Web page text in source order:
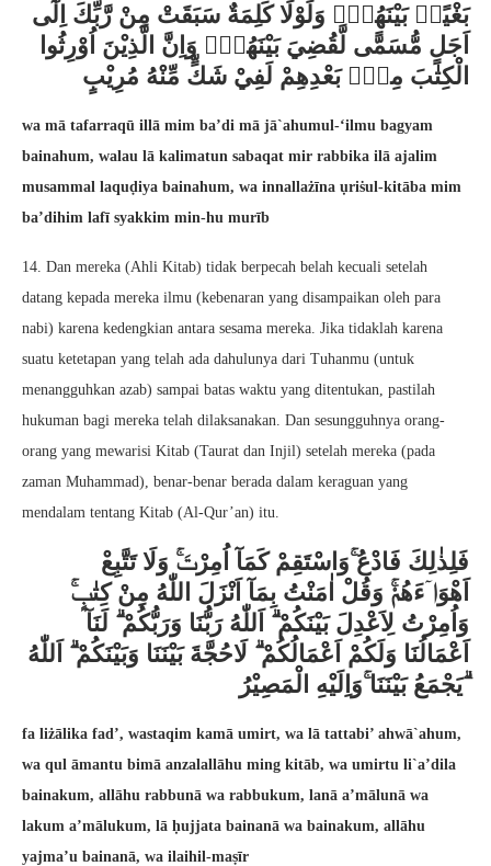
بَغْيًاۢ بَيْنَهُمْۗ وَلَوْلَا كَلِمَةٌ سَبَقَتْ مِنْ رَّبِّكَ اِلٰٓى
اَجَلٍ مُّسَمًّى لَّقُضِيَ بَيْنَهُمْۗ وَاِنَّ الَّذِيْنَ اُوْرِثُوا
الْكِتٰبَ مِنْۢ بَعْدِهِمْ لَفِيْ شَكٍّ مِّنْهُ مُرِيْبٍ
wa mā tafarraqū illā mim ba’di mā jā`ahumul-‘ilmu bagyam
bainahum, walau lā kalimatun sabaqat mir rabbika ilā ajalim
musammal laquḍiya bainahum, wa innallażīna ụriṡul-kitāba mim
ba’dihim lafī syakkim min-hu murīb
14. Dan mereka (Ahli Kitab) tidak berpecah belah kecuali setelah
datang kepada mereka ilmu (kebenaran yang disampaikan oleh para
nabi) karena kedengkian antara sesama mereka. Jika tidaklah karena
suatu ketetapan yang telah ada dahulunya dari Tuhanmu (untuk
menangguhkan azab) sampai batas waktu yang ditentukan, pastilah
hukuman bagi mereka telah dilaksanakan. Dan sesungguhnya orang-
orang yang mewarisi Kitab (Taurat dan Injil) setelah mereka (pada
zaman Muhammad), benar-benar berada dalam keraguan yang
mendalam tentang Kitab (Al-Qur’an) itu.
فَلِذٰلِكَ فَادْعُ ۚوَاسْتَقِمْ كَمَآ اُمِرْتَۚ وَلَا تَتَّبِعْ
اَهْوَاۤءَهُمْۚ وَقُلْ اٰمَنْتُ بِمَآ اَنْزَلَ اللّٰهُ مِنْ كِتٰبٍۚ
وَاُمِرْتُ لِاَعْدِلَ بَيْنَكُمْ ۗ اَللّٰهُ رَبُّنَا وَرَبُّكُمْ ۗ لَنَآ
اَعْمَالُنَا وَلَكُمْ اَعْمَالُكُمْ ۗ لَاحُجَّةَ بَيْنَنَا وَبَيْنَكُمْ ۗ اَللّٰهُ
يَجْمَعُ بَيْنَنَا ۚوَاِلَيْهِ الْمَصِيْرُ ۗ
fa liżālika fad’, wastaqim kamā umirt, wa lā tattabi’ ahwā`ahum,
wa qul āmantu bimā anzalallāhu ming kitāb, wa umirtu li`a’dila
bainakum, allāhu rabbunā wa rabbukum, lanā a’mālunā wa
lakum a’mālukum, lā ḥujjata bainanā wa bainakum, allāhu
yajma’u bainanā, wa ilaihil-maṣīr